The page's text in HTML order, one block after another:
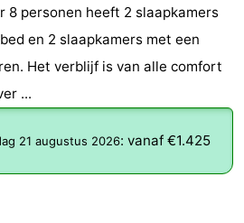
8 personen heeft 2 slaapkamers
en 2 slaapkamers met een
Het verblijf is van alle comfort
...
21 augustus 2026: vanaf €1.425